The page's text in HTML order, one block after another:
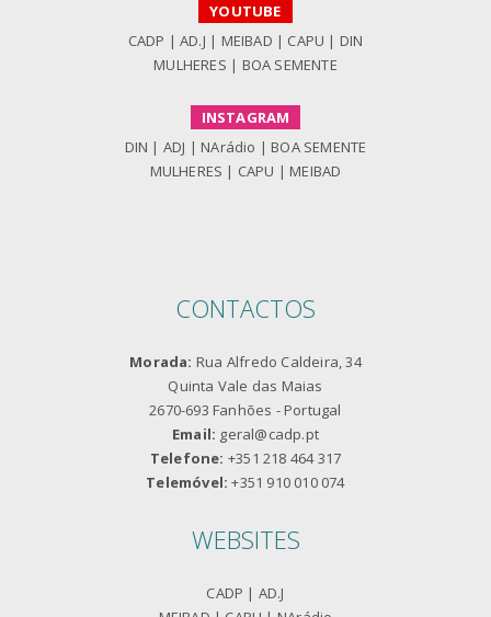
YOUTUBE
CADP |AD.J | MEIBAD | CAPU | DIN
MULHERES | BOA SEMENTE
INSTAGRAM
DIN | ADJ | NArádio | BOA SEMENTE
MULHERES | CAPU | MEIBAD
CONTACTOS
Morada: Rua Alfredo Caldeira, 34
Quinta Vale das Maias
2670-693 Fanhões - Portugal
Email: geral@cadp.pt
Telefone: +351 218 464 317
Telemóvel: +351 910 010 074
WEBSITES
CADP | AD.J